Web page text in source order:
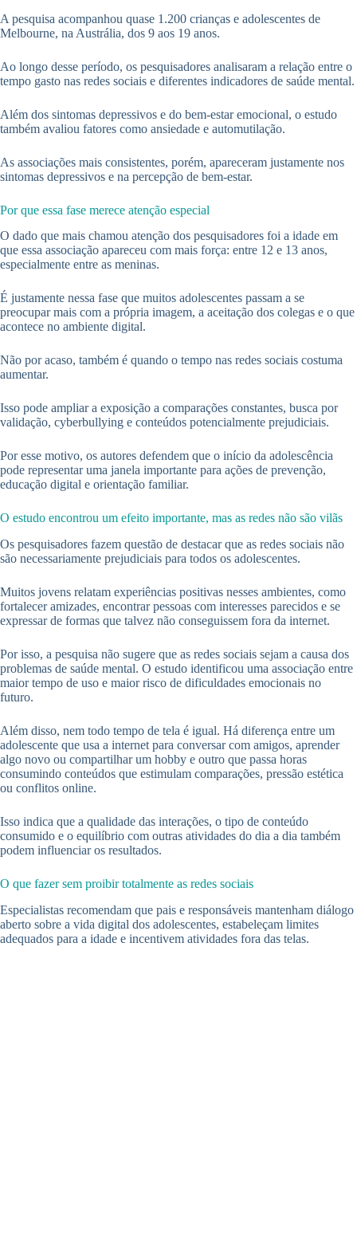
A pesquisa acompanhou quase 1.200 crianças e adolescentes de
Melbourne, na Austrália, dos 9 aos 19 anos.
Ao longo desse período, os pesquisadores analisaram a relação entre o
tempo gasto nas redes sociais e diferentes indicadores de saúde mental.
Além dos sintomas depressivos e do bem-estar emocional, o estudo
também avaliou fatores como ansiedade e automutilação.
As associações mais consistentes, porém, apareceram justamente nos
sintomas depressivos e na percepção de bem-estar.
Por que essa fase merece atenção especial
O dado que mais chamou atenção dos pesquisadores foi a idade em
que essa associação apareceu com mais força: entre 12 e 13 anos,
especialmente entre as meninas.
É justamente nessa fase que muitos adolescentes passam a se
preocupar mais com a própria imagem, a aceitação dos colegas e o que
acontece no ambiente digital.
Não por acaso, também é quando o tempo nas redes sociais costuma
aumentar.
Isso pode ampliar a exposição a comparações constantes, busca por
validação, cyberbullying e conteúdos potencialmente prejudiciais.
Por esse motivo, os autores defendem que o início da adolescência
pode representar uma janela importante para ações de prevenção,
educação digital e orientação familiar.
O estudo encontrou um efeito importante, mas as redes não são vilãs
Os pesquisadores fazem questão de destacar que as redes sociais não
são necessariamente prejudiciais para todos os adolescentes.
Muitos jovens relatam experiências positivas nesses ambientes, como
fortalecer amizades, encontrar pessoas com interesses parecidos e se
expressar de formas que talvez não conseguissem fora da internet.
Por isso, a pesquisa não sugere que as redes sociais sejam a causa dos
problemas de saúde mental. O estudo identificou uma associação entre
maior tempo de uso e maior risco de dificuldades emocionais no
futuro.
Além disso, nem todo tempo de tela é igual. Há diferença entre um
adolescente que usa a internet para conversar com amigos, aprender
algo novo ou compartilhar um hobby e outro que passa horas
consumindo conteúdos que estimulam comparações, pressão estética
ou conflitos online.
Isso indica que a qualidade das interações, o tipo de conteúdo
consumido e o equilíbrio com outras atividades do dia a dia também
podem influenciar os resultados.
O que fazer sem proibir totalmente as redes sociais
Especialistas recomendam que pais e responsáveis mantenham diálogo
aberto sobre a vida digital dos adolescentes, estabeleçam limites
adequados para a idade e incentivem atividades fora das telas.